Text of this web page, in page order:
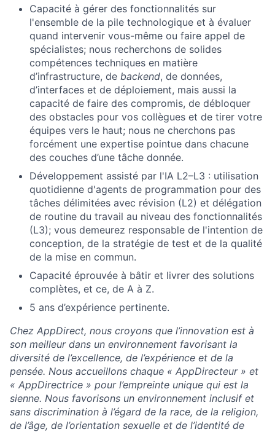
About
Team
Portfolio
Network
Blog
Careers
Capacité à gérer des fonctionnalités sur
l'ensemble de la pile technologique et à évaluer
quand intervenir vous-même ou faire appel de
spécialistes; nous recherchons de solides
compétences techniques en matière
d’infrastructure, de backend, de données,
d’interfaces et de déploiement, mais aussi la
capacité de faire des compromis, de débloquer
des obstacles pour vos collègues et de tirer votre
équipes vers le haut; nous ne cherchons pas
forcément une expertise pointue dans chacune
des couches d’une tâche donnée.
Développement assisté par l'IA L2–L3 : utilisation
quotidienne d'agents de programmation pour des
tâches délimitées avec révision (L2) et délégation
de routine du travail au niveau des fonctionnalités
(L3); vous demeurez responsable de l'intention de
conception, de la stratégie de test et de la qualité
de la mise en commun.
Capacité éprouvée à bâtir et livrer des solutions
complètes, et ce, de A à Z.
5 ans d’expérience pertinente.
Chez AppDirect, nous croyons que l’innovation est à
son meilleur dans un environnement favorisant la
diversité de l’excellence, de l’expérience et de la
pensée. Nous accueillons chaque « AppDirecteur » et
« AppDirectrice » pour l’empreinte unique qui est la
sienne. Nous favorisons un environnement inclusif et
sans discrimination à l’égard de la race, de la religion,
de l’âge, de l’orientation sexuelle et de l’identité de